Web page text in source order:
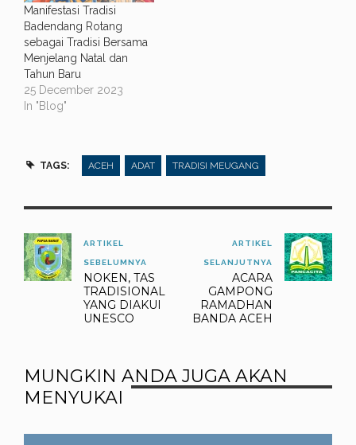
Manifestasi Tradisi
Badendang Rotang
sebagai Tradisi Bersama
Menjelang Natal dan
Tahun Baru
25 December 2023
In "Blog"
TAGS: ACEH ADAT TRADISI MEUGANG
ARTIKEL
SEBELUMNYA
NOKEN, TAS
TRADISIONAL
YANG DIAKUI
UNESCO
ARTIKEL
SELANJUTNYA
ACARA
GAMPONG
RAMADHAN
BANDA ACEH
MUNGKIN ANDA JUGA AKAN
MENYUKAI